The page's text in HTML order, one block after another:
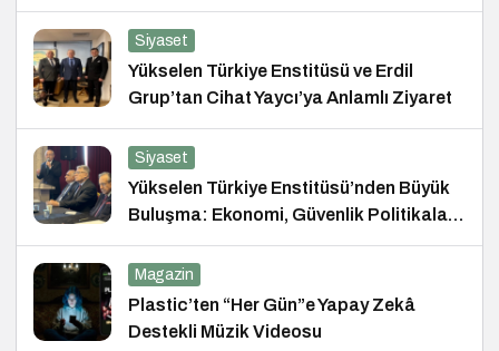
Siyaset
Yükselen Türkiye Enstitüsü ve Erdil
Grup’tan Cihat Yaycı’ya Anlamlı Ziyaret
Siyaset
Yükselen Türkiye Enstitüsü’nden Büyük
Buluşma: Ekonomi, Güvenlik Politikaları
ve Hukuk Konferansı
Magazin
Plastic’ten “Her Gün”e Yapay Zekâ
Destekli Müzik Videosu